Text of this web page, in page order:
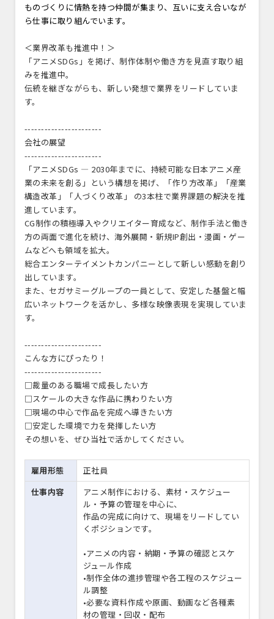
ものづくりに情熱を持つ仲間が集まり、互いに支え合いなが
ら仕事に取り組んでいます。
＜業界改革も推進中！＞
「アニメSDGs」を掲げ、制作体制や働き方を見直す取り組
みを推進中。
伝統を継ぎながらも、新しい発想で業界をリードしていま
す。
-----------------------
会社の展望
-----------------------
「アニメSDGs ― 2030年までに、持続可能な日本アニメ産
業の未来を創る」という構想を掲げ、「作り方改革」「産業
構造改革」「人づくり改革」 の3本柱で業界課題の解決を推
進しています。
CG制作の積極導入やクリエイター育成など、制作手法と働き
方の両面で進化を続け、海外展開・新規IP創出・漫画・ゲー
ムなどへも領域を拡大。
総合エンターテイメントカンパニーとして新しい感動を創り
出しています。
また、セガサミーグループの一員として、安定した基盤と幅
広いネットワークを活かし、多様な映像表現を実現していま
す。
-----------------------
こんな方にぴったり！
-----------------------
□裁量のある職場で成長したい方
□スケールの大きな作品に携わりたい方
□現場の中心で作品を完成へ導きたい方
□安定した環境で力を発揮したい方
その想いを、ぜひ当社で活かしてください。
雇用形態
正社員
仕事内容
アニメ制作における、素材・スケジュー
ル・予算の管理を中心に、
作品の完成に向けて、現場をリードしてい
くポジションです。
•アニメの内容・納期・予算の確認とスケ
ジュール作成
•制作全体の進捗管理や各工程のスケジュー
ル調整
•必要な資料作成や原画、動画など各種素
材の管理・回収・配布